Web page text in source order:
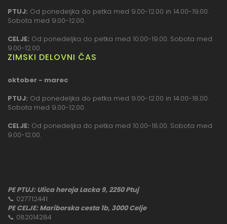
PTUJ: Od ponedeljka do petka med 9.00-12.00 in 14.00-19.00.
Sobota med 9.00-12.00.
CELJE: Od ponedeljka do petka med 10.00-19.00. Sobota med
9.00-12.00.
ZIMSKI DELOVNI ČAS
oktober - marec
PTUJ: Od ponedeljka do petka med 9.00-12.00 in 14.00-18.00.
Sobota med 9.00-12.00.
CELJE: Od ponedeljka do petka med 10.00-18.00. Sobota med
9.00-12.00.
PE PTUJ: Ulica heroja Lacka 9, 2250 Ptuj
📞 027712441
PE CELJE: Mariborska cesta 1b, 3000 Celje
📞 082014284